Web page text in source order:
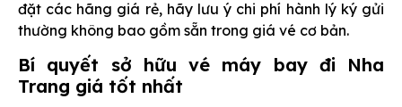
đặt các hãng giá rẻ, hãy lưu ý chi phí hành lý ký gửi
thường không bao gồm sẵn trong giá vé cơ bản.
Bí quyết sở hữu vé máy bay đi Nha
Trang giá tốt nhất